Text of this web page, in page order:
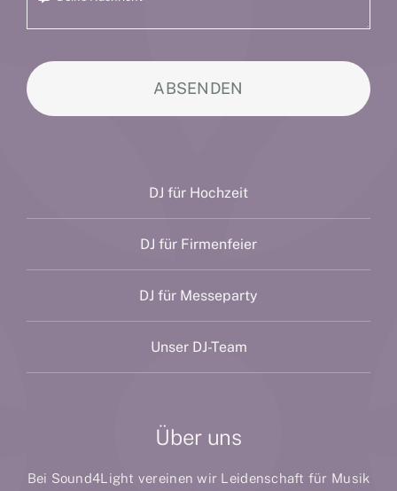
ABSENDEN
DJ für Hochzeit
DJ für Firmenfeier
DJ für Messeparty
Unser DJ-Team
Über uns
Bei Sound4Light vereinen wir Leidenschaft für Musik